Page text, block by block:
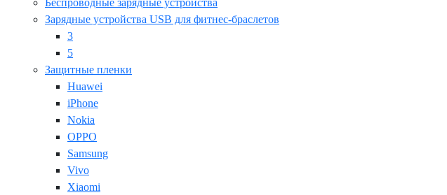
Беспроводные зарядные устройства
Зарядные устройства USB для фитнес-браслетов
3
5
Защитные пленки
Huawei
iPhone
Nokia
OPPO
Samsung
Vivo
Xiaomi